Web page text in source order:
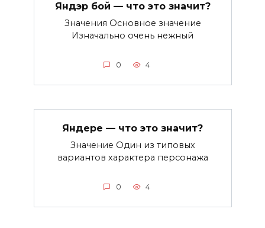
Яндэр бой — что это значит?
Значения Основное значение
Изначально очень нежный
0 4
Яндере — что это значит?
Значение Один из типовых
вариантов характера персонажа
0 4